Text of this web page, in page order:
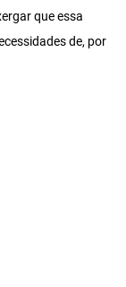
que essa
de, por